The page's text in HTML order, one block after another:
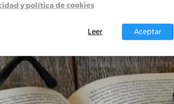
y política de cookies
Aceptar
Leer